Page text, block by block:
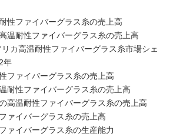
性ファイバーグラス糸の売上高
温耐性ファイバーグラス糸の売上高
リカ高温耐性ファイバーグラス糸市場シェ
年
ファイバーグラス糸の売上高
耐性ファイバーグラス糸の売上高
高温耐性ファイバーグラス糸の売上高
ァイバーグラス糸の売上高
ァイバーグラス糸の生産能力